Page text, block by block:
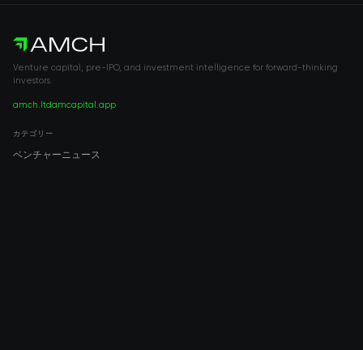
Venture capital, pre-IPO, and investment intelligence for forward-thinking
investors.
amch.ltdamcapital.app
カテゴリー
ベンチャーニュース